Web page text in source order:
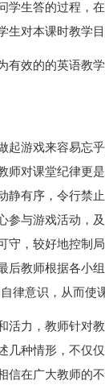
生答的过程，
对本课时教学目
效的的英语教
游戏来容易忘
对课堂纪律更
有序，令行禁
与游戏活动，
，较好地控制
后教师根据各小
律意识，从而使
力，教师针对
种情形，不仅
在广大教师的